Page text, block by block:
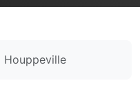
Houppeville